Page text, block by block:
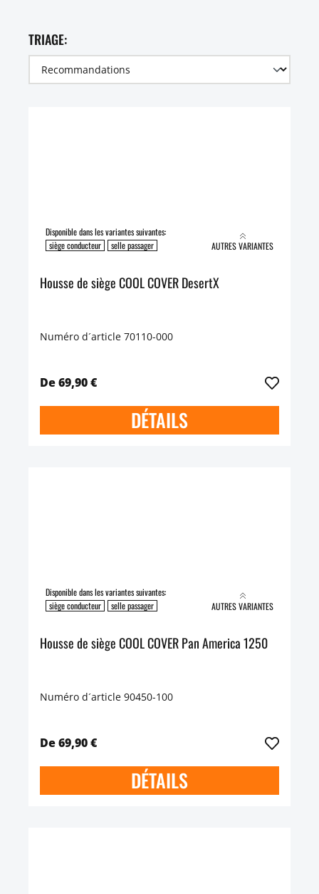
TRIAGE:
Disponible dans les variantes suivantes:
siège conducteur
selle passager AUTRES VARIANTES
Housse de siège COOL COVER DesertX
Numéro d´article 70110-000
De 69,90 €
DÉTAILS
Disponible dans les variantes suivantes:
siège conducteur
selle passager AUTRES VARIANTES
Housse de siège COOL COVER Pan America 1250
Numéro d´article 90450-100
De 69,90 €
DÉTAILS